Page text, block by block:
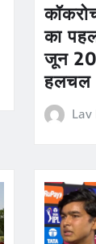
का
जून
हलचल
Lav